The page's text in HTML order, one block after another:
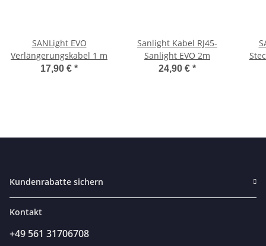
SANLight EVO
Verlängerungskabel 1 m
17,90 € *
Sanlight Kabel RJ45-
Sanlight EVO 2m
24,90 € *
Kundenrabatte sichern
Kontakt
+49 561 31706708